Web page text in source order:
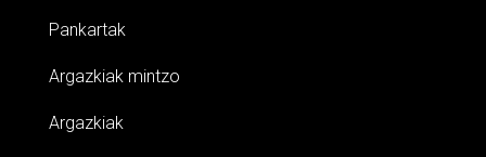
Pankartak
Argazkiak mintzo
Argazkiak